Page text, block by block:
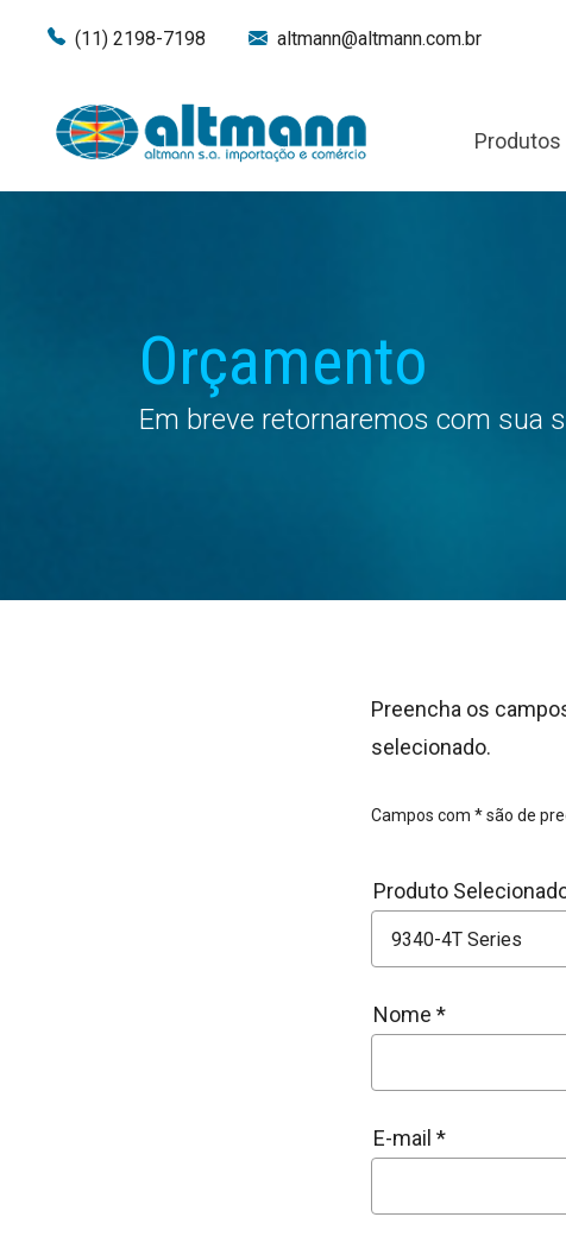
(11) 2198-7198 altmann@altmann.com.br
Produtos
Orçamento
Em breve retornaremos com sua
Preencha os
selecionado.
Campos com * são de
Produto
Nome *
E-mail *